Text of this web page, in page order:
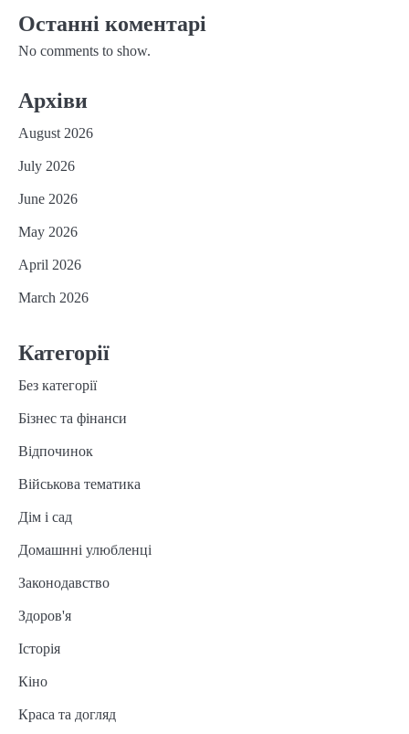
Останні коментарі
No comments to show.
Архіви
August 2026
July 2026
June 2026
May 2026
April 2026
March 2026
Категорії
Без категорії
Бізнес та фінанси
Відпочинок
Військова тематика
Дім і сад
Домашнні улюбленці
Законодавство
Здоров'я
Історія
Кіно
Краса та догляд